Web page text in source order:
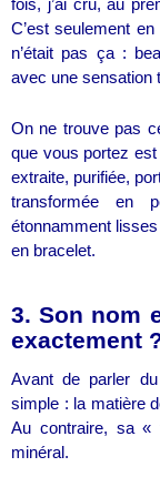
fois, j’ai cru, au
C’est seulement
n’était pas ça :
avec une sensation
On ne trouve pas
que vous portez
extraite, purifiée,
transformée en
étonnamment
en bracelet.
3. Son nom
exactement
Avant de parler
simple : la matière
Au contraire, sa «
minéral.